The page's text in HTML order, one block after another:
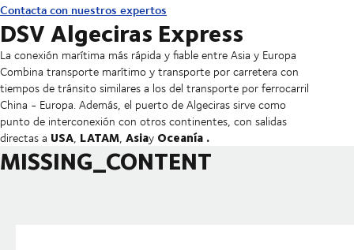
Contacta con nuestros expertos
DSV Algeciras Express
La conexión marítima más rápida y fiable entre Asia y Europa
Combina transporte marítimo y transporte por carretera con
tiempos de tránsito similares a los del transporte por ferrocarril
China - Europa. Además, el puerto de Algeciras sirve como
punto de interconexión con otros continentes, con salidas
directas a USA, LATAM, Asiay Oceanía .
MISSING_CONTENT